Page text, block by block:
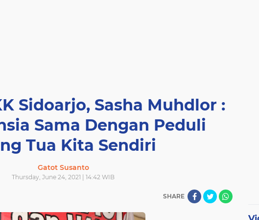
Sidoarjo, Sasha Muhdlor :
Sama Dengan Peduli
Tua Kita Sendiri
Gatot Susanto
Thursday, June 24, 2021 | 14:42 WIB
SHARE